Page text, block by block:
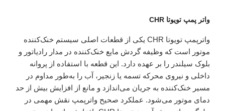
واتر پمپ تویوتا CHR
واترپمپ تویوتا CHR یکی از قطعات اصلی سیستم خنک‌کننده
موتور است که وظیفه گردش مایع خنک‌کننده در مدار رادیاتور و
بلوک سیلندر را بر عهده دارد. این قطعه با استفاده از پروانه
داخلی و نیروی محرکه تسمه یا زنجیر، آب را به‌طور مداوم در
مسیر خنک‌کننده به جریان می‌اندازد و مانع از افزایش بیش از حد
دمای موتور می‌شود. عملکرد صحیح واترپمپ نقش مهمی در